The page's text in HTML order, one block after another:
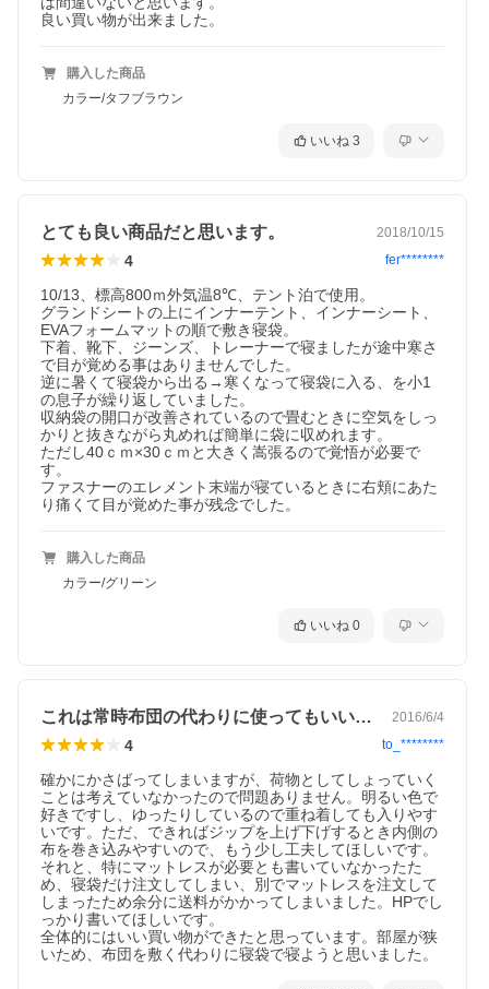
良い買い物が出来ました。
購入した商品
カラー/タフブラウン
いいね 3
とても良い商品だと思います。 2018/10/15
4 fer********
10/13、標高800ｍ外気温8℃、テント泊で使用。
グランドシートの上にインナーテント、インナーシート、
EVAフォームマットの順で敷き寝袋。
下着、靴下、ジーンズ、トレーナーで寝ましたが途中寒さ
で目が覚める事はありませんでした。
逆に暑くて寝袋から出る→寒くなって寝袋に入る、を小1
の息子が繰り返していました。
収納袋の開口が改善されているので畳むときに空気をしっ
かりと抜きながら丸めれば簡単に袋に収めれます。
ただし40ｃｍ×30ｃｍと大きく嵩張るので覚悟が必要で
す。
ファスナーのエレメント末端が寝ているときに右頬にあた
り痛くて目が覚めた事が残念でした。
購入した商品
カラー/グリーン
いいね 0
これは常時布団の代わりに使ってもいいな！ 2016/6/4
4 to_********
確かにかさばってしまいますが、荷物としてしょっていく
ことは考えていなかったので問題ありません。明るい色で
好きですし、ゆったりしているので重ね着しても入りやす
いです。ただ、できればジップを上げ下げするとき内側の
布を巻き込みやすいので、もう少し工夫してほしいです。
それと、特にマットレスが必要とも書いていなかったた
め、寝袋だけ注文してしまい、別でマットレスを注文して
しまったため余分に送料がかかってしまいました。HPでし
っかり書いてほしいです。
全体的にはいい買い物ができたと思っています。部屋が狭
いため、布団を敷く代わりに寝袋で寝ようと思いました。